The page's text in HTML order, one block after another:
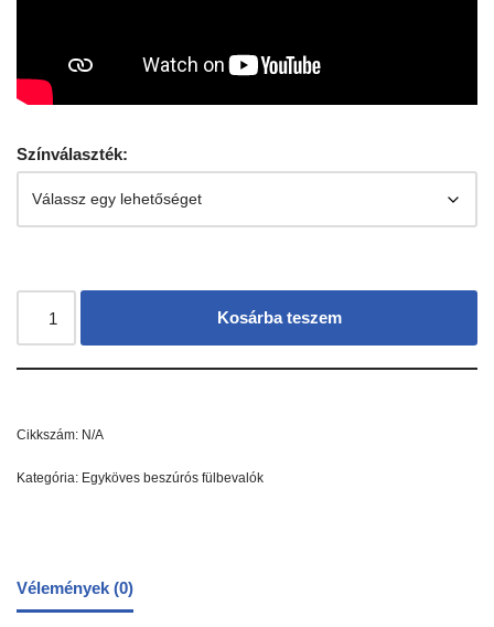
Színválaszték:
Kosárba teszem
Cikkszám: N/A
Kategória: Egyköves beszúrós fülbevalók
Vélemények (0)